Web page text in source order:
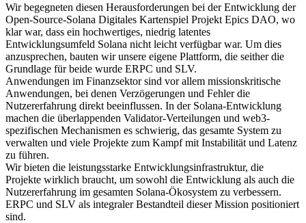
Wir begegneten diesen Herausforderungen bei der Entwicklung der
Open-Source-Solana Digitales Kartenspiel Projekt Epics DAO, wo
klar war, dass ein hochwertiges, niedrig latentes
Entwicklungsumfeld Solana nicht leicht verfügbar war. Um dies
anzusprechen, bauten wir unsere eigene Plattform, die seither die
Grundlage für beide wurde ERPC und SLV.
Anwendungen im Finanzsektor sind vor allem missionskritische
Anwendungen, bei denen Verzögerungen und Fehler die
Nutzererfahrung direkt beeinflussen. In der Solana-Entwicklung
machen die überlappenden Validator-Verteilungen und web3-
spezifischen Mechanismen es schwierig, das gesamte System zu
verwalten und viele Projekte zum Kampf mit Instabilität und Latenz
zu führen.
Wir bieten die leistungsstarke Entwicklungsinfrastruktur, die
Projekte wirklich braucht, um sowohl die Entwicklung als auch die
Nutzererfahrung im gesamten Solana-Ökosystem zu verbessern.
ERPC und SLV als integraler Bestandteil dieser Mission positioniert
sind.